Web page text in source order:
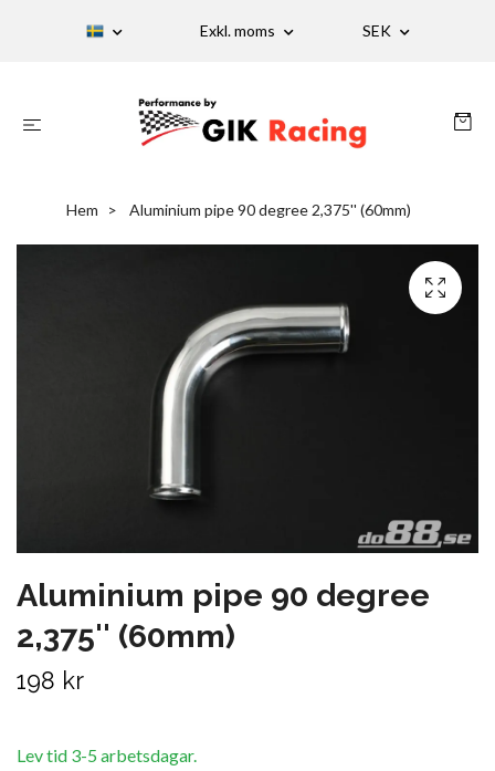
Exkl. moms SEK
Hem Aluminium pipe 90 degree 2,375'' (60mm)
Aluminium pipe 90 degree
2,375'' (60mm)
198 kr
Lev tid 3-5 arbetsdagar.